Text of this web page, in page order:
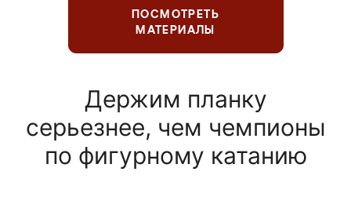
ПОСМОТРЕТЬ
МАТЕРИАЛЫ
Держим планку
серьезнее, чем чемпионы
по фигурному катанию